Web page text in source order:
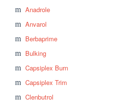
Anadrole
Anvarol
Berbaprime
Bulking
Capsiplex Burn
Capsiplex Trim
Clenbutrol